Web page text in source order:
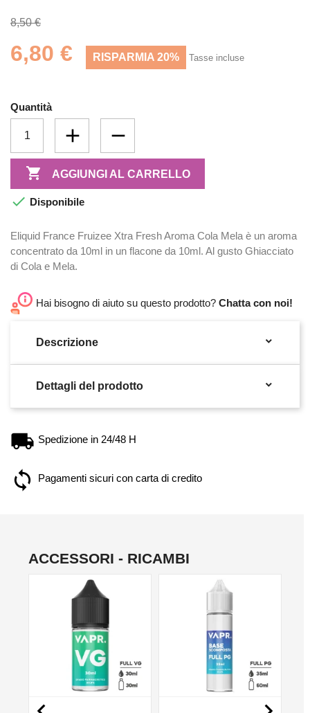
8,50 €
6,80 € RISPARMIA 20% Tasse incluse
Quantità
 AGGIUNGI AL CARRELLO
 Disponibile
Eliquid France Fruizee Xtra Fresh Aroma Cola Mela è un aroma
concentrato da 10ml in un flacone da 10ml. Al gusto Ghiacciato
di Cola e Mela.
Hai bisogno di aiuto su questo prodotto? Chatta con noi!
Descrizione 
Dettagli del prodotto 
Spedizione in 24/48 H
Pagamenti sicuri con carta di credito
ACCESSORI - RICAMBI